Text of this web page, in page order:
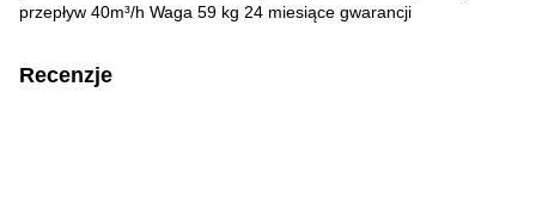
przepływ 40m³/h Waga 59 kg 24 miesiące gwarancji
Recenzje